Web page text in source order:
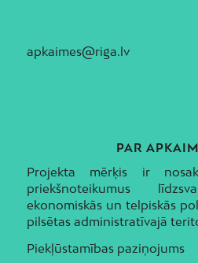
apkaimes@riga.lv
PAR
Projekta mērķis ir
priekšnoteikumus
ekonomiskās un telpiskās
pilsētas administratīvajā
Piekļūstamības paziņojums